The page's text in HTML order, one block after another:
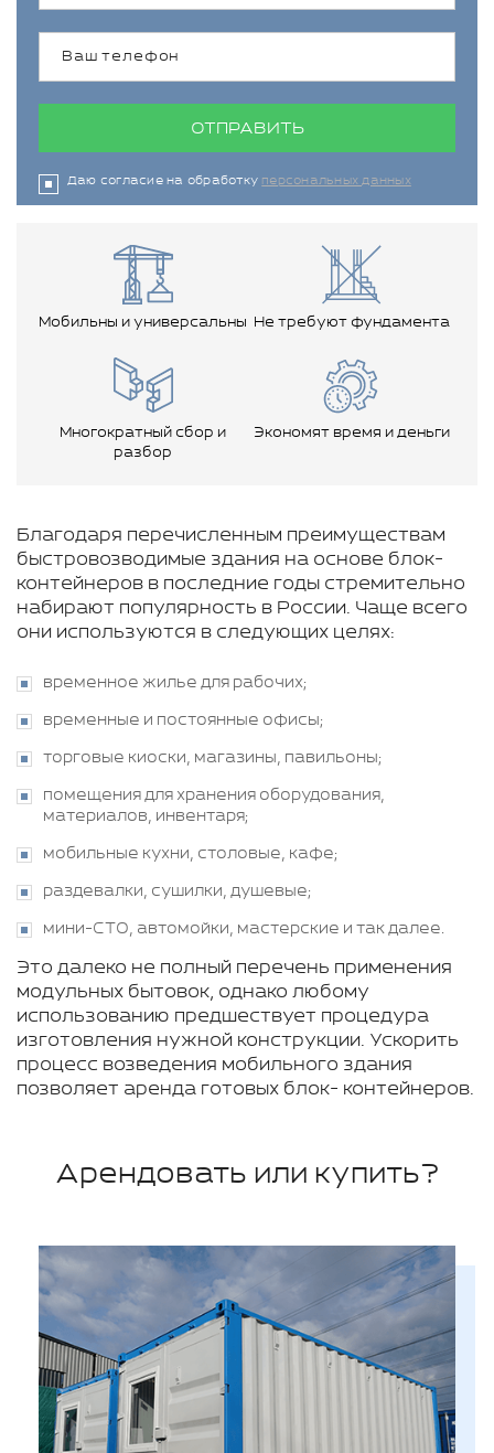
ОТПРАВИТЬ
Даю согласие на обработку персональных данных
Мобильны и универсальны Не требуют фундамента
Многократный сбор и
разбор
Экономят время и деньги
Благодаря перечисленным преимуществам
быстровозводимые здания на основе блок-
контейнеров в последние годы стремительно
набирают популярность в России. Чаще всего
они используются в следующих целях:
временное жилье для рабочих;
временные и постоянные офисы;
торговые киоски, магазины, павильоны;
помещения для хранения оборудования,
материалов, инвентаря;
мобильные кухни, столовые, кафе;
раздевалки, сушилки, душевые;
мини-СТО, автомойки, мастерские и так далее.
Это далеко не полный перечень применения
модульных бытовок, однако любому
использованию предшествует процедура
изготовления нужной конструкции. Ускорить
процесс возведения мобильного здания
позволяет аренда готовых блок- контейнеров.
Арендовать или купить?